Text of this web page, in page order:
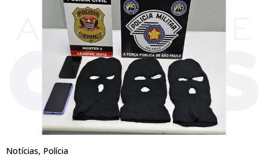
Notícias, Polícia